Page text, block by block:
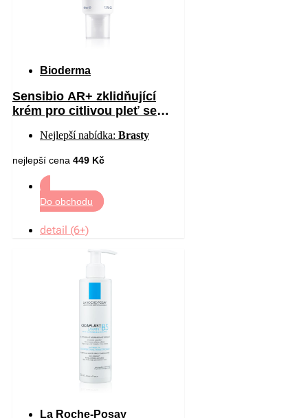
Bioderma
Sensibio AR+ zklidňující
krém pro citlivou pleť se
Nejlepší nabídka: Brasty
nejlepší cena 449 Kč
Do obchodu
detail (6+)
La Roche-Posay